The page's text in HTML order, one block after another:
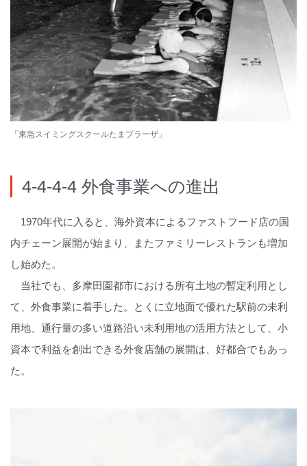
「東急スイミングスクールたまプラーザ」
4-4-4-4 外食事業への進出
1970年代に入ると、海外資本によるファストフード店の国
内チェーン展開が始まり、またファミリーレストランも増加
し始めた。
当社でも、多摩田園都市における所有土地の暫定利用とし
て、外食事業に着手した。とくに立地面で優れた駅前の未利
用地、通行量の多い道路沿い未利用地の活用方法として、小
資本で利益を創出できる外食店舗の展開は、好都合でもあっ
た。